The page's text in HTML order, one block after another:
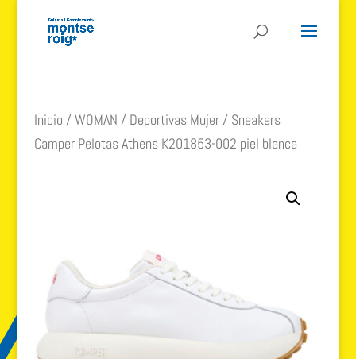
Inicio /WOMAN / Deportivas Mujer/ Sneakers
Camper Pelotas Athens K201853-002 piel blanca